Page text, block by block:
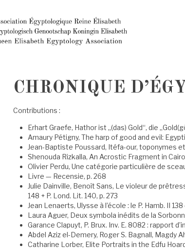
CHRONIQUE
Contributions :
Erhart Graefe, Hathor ist „(das) Gold“, die
Amaury Pétigny, The harp of good and evil:
Jean-Baptiste Poussard, Itéfa-our, toponymes
Shenouda Rizkalla, An Acrostic Fragment in
Olivier Perdu, Une catégorie particulière de
Livre — Recensie, p. 268
Julie Dainville, Benoît Sans, Le violeur de
148 + P. Lond. Lit. 140, p. 273
Jean Lenaerts, Ulysse à l’école : le P. Hamb. II
Laura Aguer, Deux symbola inédits de la
Garance Clapuyt, P. Brux. Inv. E. 8082 : rapport
Abdel Aziz el-Demery, Roger S. Bagnall, Magdy
Catharine Lorber, Elite Portraits in the Edfu